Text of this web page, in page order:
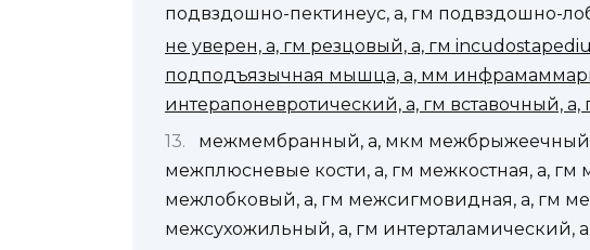
подвздошно-пектинеус, а, гм подвздошно-
не уверен, а, гм резцовый, а, гм
подподъязычная мышца, а, мм
интерапоневротический, а, гм вставочный, а,
межмембранный, а, мкм межбрыжеечный,
межплюсневые кости, а, гм межкостная, а, гм
межлобковый, а, гм межсигмовидная, а, гм
межсухожильный, а, гм интерталамический,